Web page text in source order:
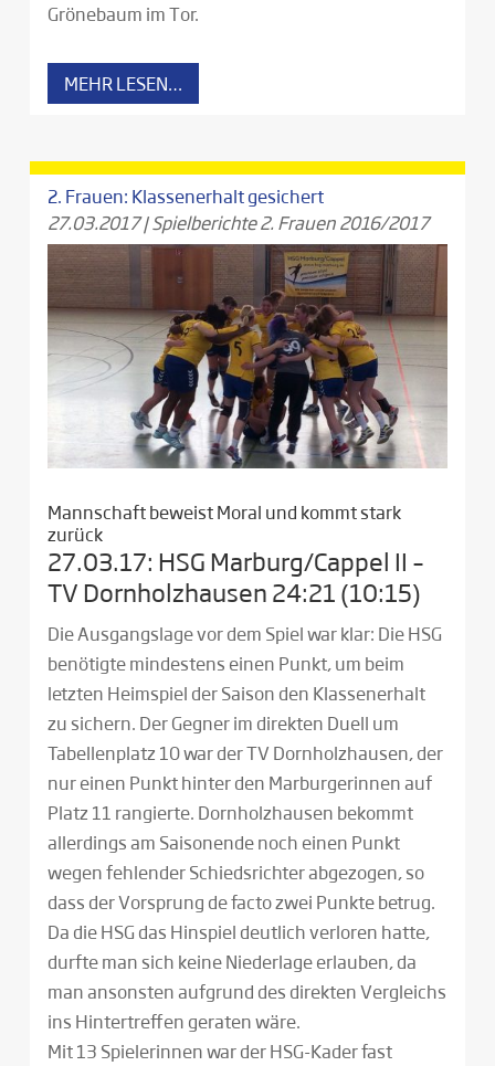
Grönebaum im Tor.
MEHR LESEN…
2. Frauen: Klassenerhalt gesichert
27.03.2017|Spielberichte 2. Frauen 2016/2017
Mannschaft beweist Moral und kommt stark
zurück
27.03.17: HSG Marburg/Cappel II –
TV Dornholzhausen 24:21 (10:15)
Die Ausgangslage vor dem Spiel war klar: Die HSG
benötigte mindestens einen Punkt, um beim
letzten Heimspiel der Saison den Klassenerhalt
zu sichern. Der Gegner im direkten Duell um
Tabellenplatz 10 war der TV Dornholzhausen, der
nur einen Punkt hinter den Marburgerinnen auf
Platz 11 rangierte. Dornholzhausen bekommt
allerdings am Saisonende noch einen Punkt
wegen fehlender Schiedsrichter abgezogen, so
dass der Vorsprung de facto zwei Punkte betrug.
Da die HSG das Hinspiel deutlich verloren hatte,
durfte man sich keine Niederlage erlauben, da
man ansonsten aufgrund des direkten Vergleichs
ins Hintertreffen geraten wäre.
Mit 13 Spielerinnen war der HSG-Kader fast